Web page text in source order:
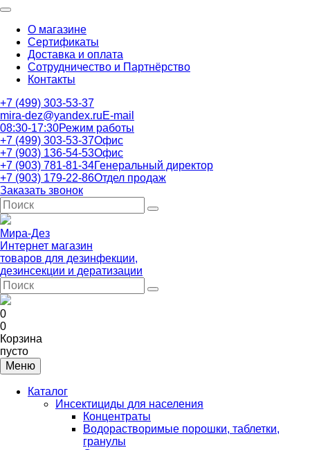
О магазине
Сертификаты
Доставка и оплата
Сотрудничество и Партнёрство
Контакты
+7 (499) 303-53-37
mira-dez@yandex.ruE-mail
08:30-17:30Режим работы
+7 (499) 303-53-37Офис
+7 (903) 136-54-53Офис
+7 (903) 781-81-34Генеральный директор
+7 (903) 179-22-86Отдел продаж
Заказать звонок
Мира-Дез
Интернет магазин
товаров для дезинфекции,
дезинсекции и дератизации
0
0
Корзина
пусто
Меню
Каталог
Инсектициды для населения
Концентраты
Водорастворимые порошки, таблетки,
гранулы